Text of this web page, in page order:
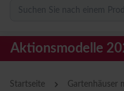
Suchen Sie nach einem
Aktionsmodelle
Startseite › Gartenhäuser